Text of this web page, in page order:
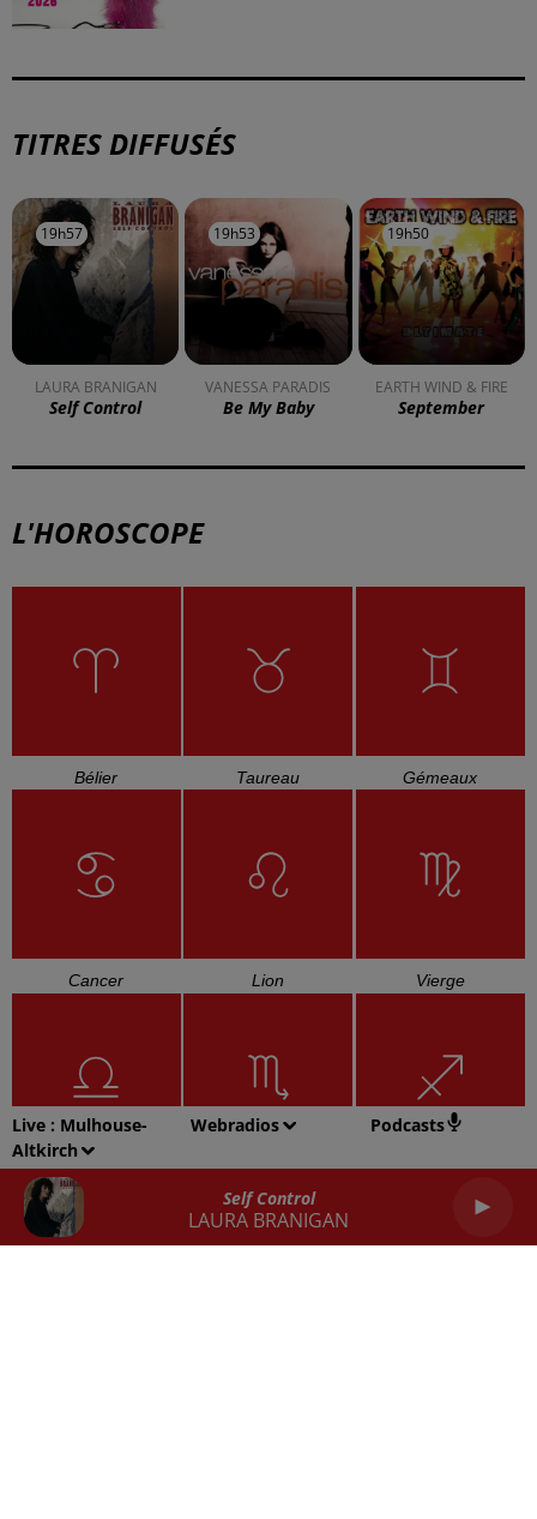
Live : Mulhouse-
Altkirch
Webradios Podcasts
Self Control
LAURA BRANIGAN
TITRES DIFFUSÉS
19h57
19h57
LAURA BRANIGAN
Self Control
19h53
19h53
VANESSA PARADIS
Be My Baby
19h50
19h50
EARTH WIND & FIRE
September
L'HOROSCOPE
Bélier Taureau Gémeaux
Cancer Lion Vierge
Balance